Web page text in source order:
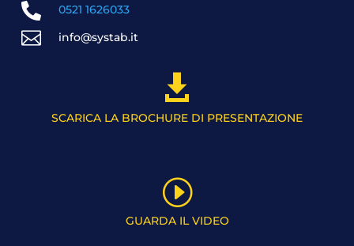
 0521 1626033
 info@systab.it

SCARICA LA BROCHURE DI PRESENTAZIONE
I
GUARDA IL VIDEO